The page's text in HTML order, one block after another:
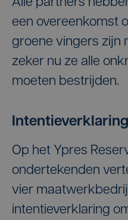
een overeenkomst
groene vingers zijn
zeker nu ze alle
moeten bestrijden.
Intentieverklaring
Op het Ypres
ondertekenden
vier
intentieverklaring